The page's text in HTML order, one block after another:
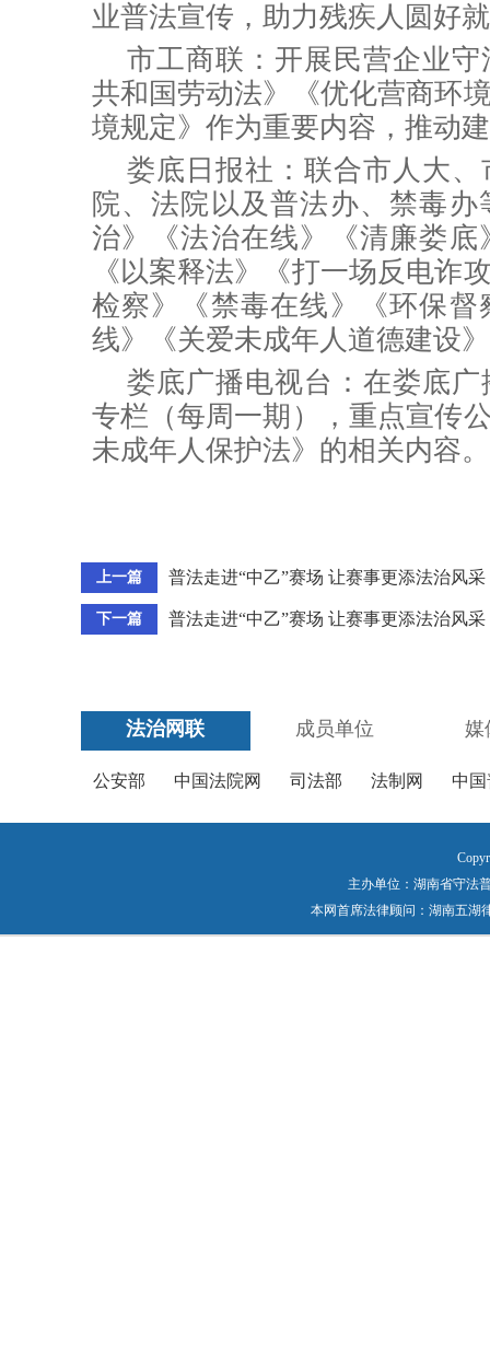
业普法宣传，助力残疾人圆好
市工商联：开展 民营企业
共和国 劳动法》《优化营商环
境规定》作为重要内容，推动
娄底日报社：联合市人大
院、法院以及普法办、禁毒
治》《法治在线》《清廉娄
《以案释法》《打一场反电诈
检察》《禁毒在线》《环保
线》《关爱未成年人道德建设
娄底广播电视台：在娄底
专栏（每周一期），重点宣传
未成年人保护法》的相关内容。
上一篇 普法走进“中乙”赛场 让赛事更添法治风采
下一篇 普法走进“中乙”赛场 让赛事更添法治风采
法治网联 成员单位 媒
公安部 中国法院网 司法部 法制网 中
主办单位：湖南省守法
本网首席法律顾问：湖南五湖